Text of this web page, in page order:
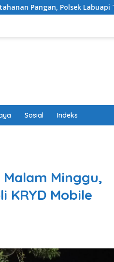
Labuapi Turun Tangan
Sosial Indeks
Minggu,
KRYD Mobile